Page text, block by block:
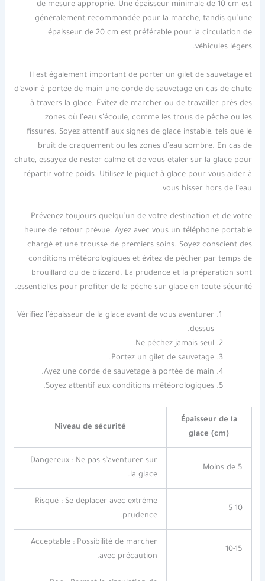
de mesure approprié. Une épaisseur minimale de 10 cm est
généralement recommandée pour la marche, tandis qu’une
épaisseur de 20 cm est préférable pour la circulation de
véhicules légers.
Il est également important de porter un gilet de sauvetage et
d’avoir à portée de main une corde de sauvetage en cas de chute
à travers la glace. Évitez de marcher ou de travailler près des
zones où l’eau s’écoule, comme les trous de pêche ou les
fissures. Soyez attentif aux signes de glace instable, tels que le
bruit de craquement ou les zones d’eau sombre. En cas de
chute, essayez de rester calme et de vous étaler sur la glace pour
répartir votre poids. Utilisez le piquet à glace pour vous aider à
vous hisser hors de l’eau.
Prévenez toujours quelqu’un de votre destination et de votre
heure de retour prévue. Ayez avec vous un téléphone portable
chargé et une trousse de premiers soins. Soyez conscient des
conditions météorologiques et évitez de pêcher par temps de
brouillard ou de blizzard. La prudence et la préparation sont
essentielles pour profiter de la pêche sur glace en toute sécurité.
Vérifiez l’épaisseur de la glace avant de vous aventurer
dessus.
Ne pêchez jamais seul.
Portez un gilet de sauvetage.
Ayez une corde de sauvetage à portée de main.
Soyez attentif aux conditions météorologiques.
Épaisseur de la
glace (cm)
Niveau de sécurité
Moins de 5
Dangereux : Ne pas s’aventurer sur
la glace.
5-10
Risqué : Se déplacer avec extrême
prudence.
10-15
Acceptable : Possibilité de marcher
avec précaution.